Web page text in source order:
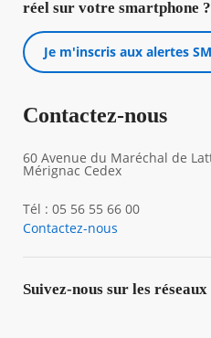
réel sur votre smartphone ?
Je m'inscris aux alertes
Contactez-nous
60 Avenue du Maréchal de
Mérignac Cedex
Tél : 05 56 55 66 00
Contactez-nous
Suivez-nous sur les